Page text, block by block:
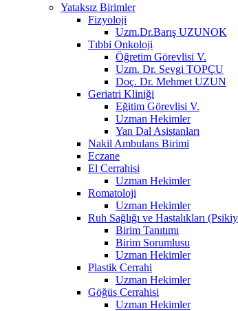
Yataksız Birimler
Fizyoloji
Uzm.Dr.Barış UZUNOK
Tıbbi Onkoloji
Öğretim Görevlisi V.
Uzm. Dr. Sevgi TOPÇU
Doç. Dr. Mehmet UZUN
Geriatri Kliniği
Eğitim Görevlisi V.
Uzman Hekimler
Yan Dal Asistanları
Nakil Ambulans Birimi
Eczane
El Cerrahisi
Uzman Hekimler
Romatoloji
Uzman Hekimler
Ruh Sağlığı ve Hastalıkları
Birim Tanıtımı
Birim Sorumlusu
Uzman Hekimler
Plastik Cerrahi
Uzman Hekimler
Göğüs Cerrahisi
Uzman Hekimler